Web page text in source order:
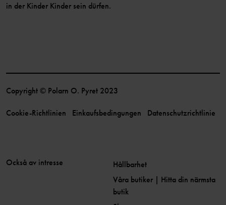
in der Kinder Kinder sein dürfen.
Copyright © Polarn O. Pyret 2023
Cookie-Richtlinien Einkaufsbedingungen Datenschutzrichtlinie
Också av intresse
Hållbarhet
Våra butiker | Hitta din närmsta
butik